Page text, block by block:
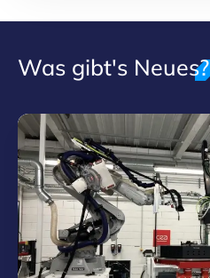
Was gibt's Neues?